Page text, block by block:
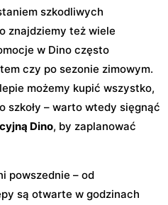
szkodliwych
znajdziemy też wiele
w Dino często
czy po sezonie zimowym.
możemy kupić wszystko,
szkoły – warto wtedy sięgnąć
Dino, by zaplanować
powszednie – od
są otwarte w godzinach